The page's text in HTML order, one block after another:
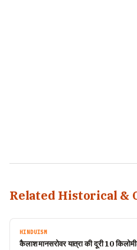
Related Historical &
HINDUISM
कैलाश मानसरोवर यात्रा की दूरी 10